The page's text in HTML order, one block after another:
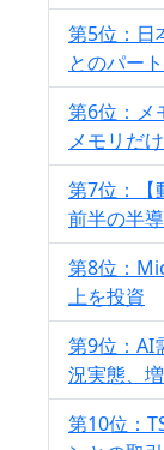
第5位：日
とのパー
第6位：メ
メモリだ
第7位：【
前半の半
第8位：
上を投資
第9位：AI
況実態、
第10位：